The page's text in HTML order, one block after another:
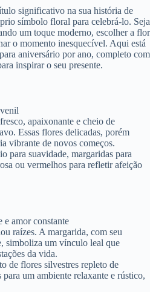
significativo na sua história de
símbolo floral para celebrá-lo. Seja
um toque moderno, escolher a flor
o momento inesquecível. Aqui está
aniversário por ano, completo com
inspirar o seu presente.
apaixonante e cheio de
Essas flores delicadas, porém
vibrante de novos começos.
para suavidade, margaridas para
ou vermelhos para refletir afeição
e amor constante
raízes. A margarida, com seu
simboliza um vínculo leal que
da vida.
de flores silvestres repleto de
um ambiente relaxante e rústico,